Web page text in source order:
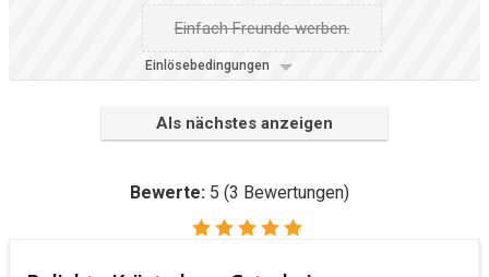
Einfach Freunde werben.
Einlösebedingungen
Als nächstes anzeigen
Bewerte: 5 (3 Bewertungen)